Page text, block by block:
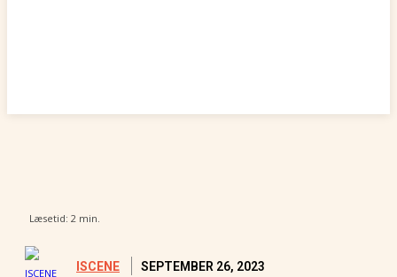
Læsetid: 2 min.
ISCENE SEPTEMBER 26, 2023